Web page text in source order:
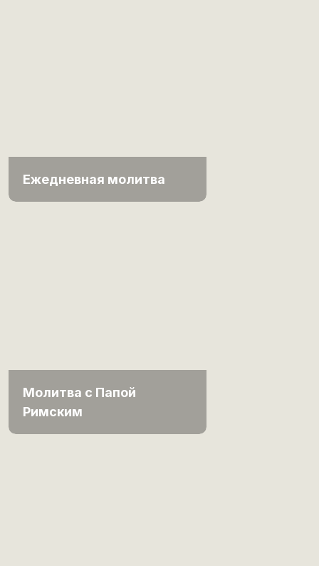
Ежедневная молитва
Молитва с Папой
Римским